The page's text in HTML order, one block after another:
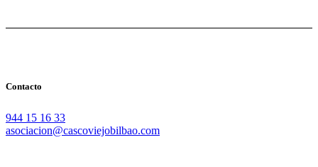
Contacto
944 15 16 33
asociacion@cascoviejobilbao.com